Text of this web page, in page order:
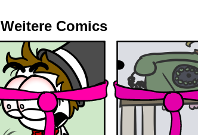
Weitere Comics